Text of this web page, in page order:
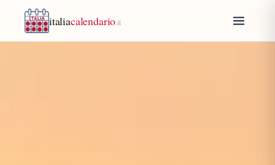
italiacalendario .it